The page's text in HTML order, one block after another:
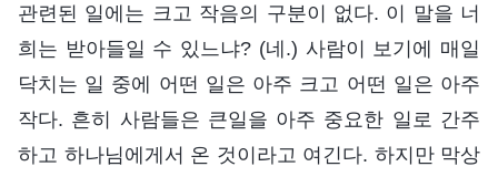
관련된 일에는 크고 작음의 구분이 없다. 이 말을 너
희는 받아들일 수 있느냐? (네.) 사람이 보기에 매일
닥치는 일 중에 어떤 일은 아주 크고 어떤 일은 아주
작다. 흔히 사람들은 큰일을 아주 중요한 일로 간주
하고 하나님에게서 온 것이라고 여긴다. 하지만 막상